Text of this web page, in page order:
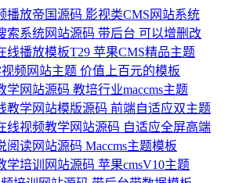
播放帝国源码 影视类CMS网站系统
索系统网站源码 带后台 可以增删改
线播放模板T29 苹果CMS精品主题
频网站主题 价值上百元的模板
学网站源码 教培行业maccms主题
教学网站模版源码 前端自适应双主题
线视频教学网站源码 自适应全屏高端
阅读网站源码 Maccms主题模板
学培训网站源码 苹果cmsV10主题